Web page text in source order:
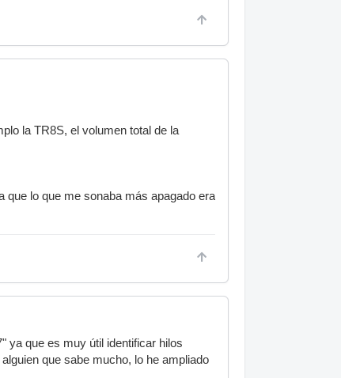
la TR8S, el volumen total de la
que lo que me sonaba más apagado era
ya que es muy útil identificar hilos
que sabe mucho, lo he ampliado